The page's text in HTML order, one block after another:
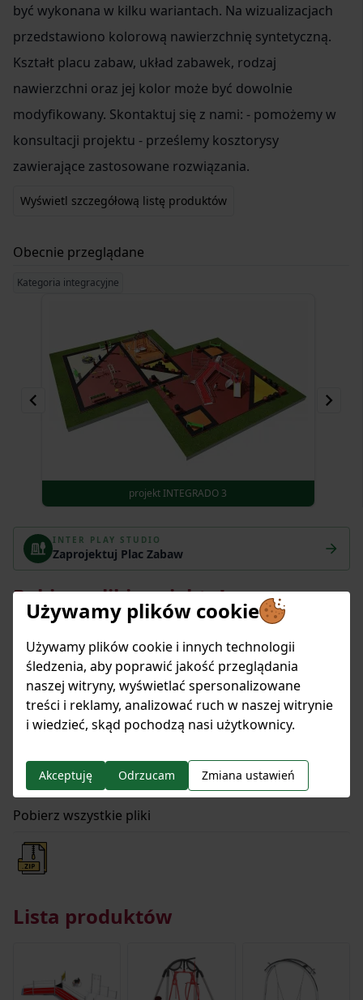
Używamy plików cookie
Używamy plików cookie i innych technologii
śledzenia, aby poprawić jakość przeglądania
naszej witryny, wyświetlać spersonalizowane
treści i reklamy, analizować ruch w naszej witrynie
i wiedzieć, skąd pochodzą nasi użytkownicy.
Akceptuję Odrzucam Zmiana ustawień
być wykonana w kilku wariantach. Na wizualizacjach
przedstawiono kolorową nawierzchnię syntetyczną.
Kształt placu zabaw, układ zabawek, rodzaj
nawierzchni oraz jej kolor może być dowolnie
modyfikowany. Skontaktuj się z nami: - pomożemy w
konsultacji projektu - prześlemy kosztorysy
zawierające zastosowane rozwiązania.
Wyświetl szczegółową listę produktów
Obecnie przeglądane
Kategoria integracyjne
projekt INTEGRADO 3
of
20
INTER PLAY STUDIO
Zaprojektuj Plac Zabaw
Pobierz pliki projektu!
Rysunki techniczne
Specyfikacja techniczna
Pobierz wszystkie pliki
Lista produktów